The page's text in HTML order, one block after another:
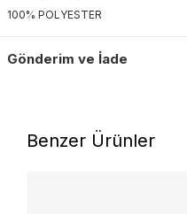
100% POLYESTER
Gönderim ve İade
Benzer Ürünler